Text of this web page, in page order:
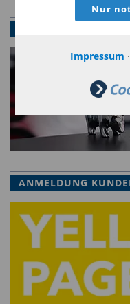
Nur
Impressum ·
Unternehmen des
Unternehmen der
und Kommunen
auf Wacker
Branche eine
Unternehmen bietet
eine breite Palette
Baugeräte an. Ob
durch seine „zero
direkte
Geräte arbeiten
Emissionen-
Champion Wacker
ANMELDUNG